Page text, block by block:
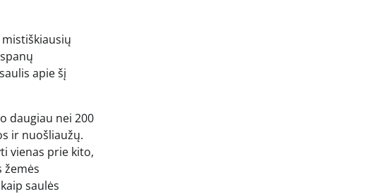
mistiškiausių
apie šį
daugiau nei 200
ir nuošliaužų.
vienas prie kito,
žemės
saulės